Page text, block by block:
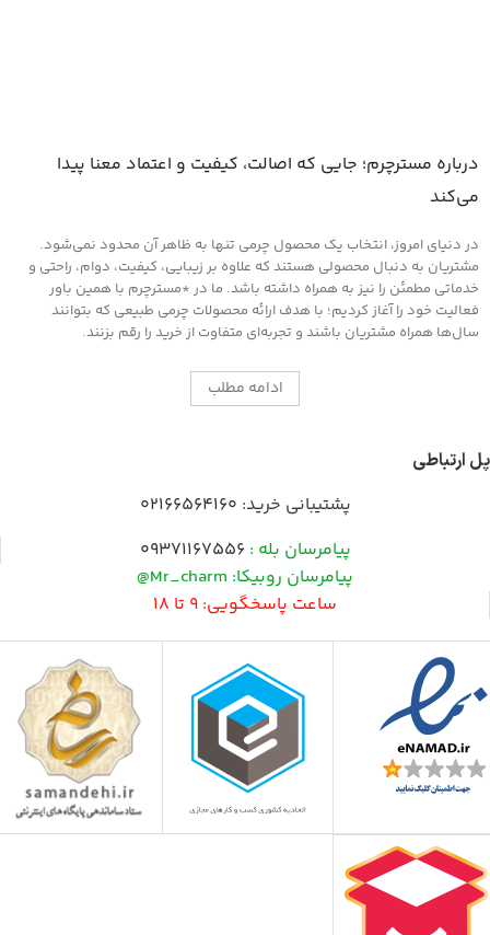
درباره مسترچرم؛ جایی که اصالت، کیفیت و اعتماد معنا پیدا
می‌کند
در دنیای امروز، انتخاب یک محصول چرمی تنها به ظاهر آن محدود نمی‌شود.
مشتریان به دنبال محصولی هستند که علاوه بر زیبایی، کیفیت، دوام، راحتی و
خدماتی مطمئن را نیز به همراه داشته باشد. ما در *مسترچرم با همین باور
فعالیت خود را آغاز کردیم؛ با هدف ارائه محصولات چرمی طبیعی که بتوانند
سال‌ها همراه مشتریان باشند و تجربه‌ای متفاوت از خرید را رقم بزنند.
ادامه مطلب
پل ارتباطی
پشتیبانی خرید: 02166564160
پیامرسان بله : 09371167556
پیامرسان روبیکا: Mr_charm@
ساعت پاسخگویی: 9 تا 18